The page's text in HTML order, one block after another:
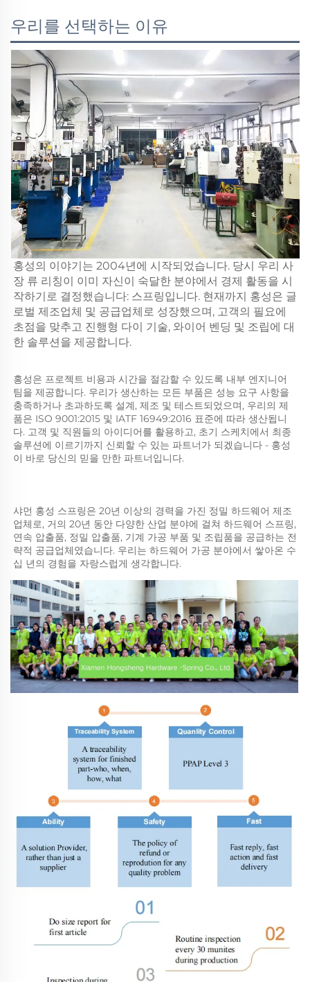
우리를 선택하는 이유
홍성의 이야기는 2004년에 시작되었습니다. 당시 우리 사
장 류 리칭이 이미 자신이 숙달한 분야에서 경제 활동을 시
작하기로 결정했습니다: 스프링입니다. 현재까지 홍성은 글
로벌 제조업체 및 공급업체로 성장했으며, 고객의 필요에
초점을 맞추고 진행형 다이 기술, 와이어 벤딩 및 조립에 대
한 솔루션을 제공합니다.
홍성은 프로젝트 비용과 시간을 절감할 수 있도록 내부 엔지니어
팀을 제공합니다. 우리가 생산하는 모든 부품은 성능 요구 사항을
충족하거나 초과하도록 설계, 제조 및 테스트되었으며, 우리의 제
품은 ISO 9001:2015 및 IATF 16949:2016 표준에 따라 생산됩니
다. 고객 및 직원들의 아이디어를 활용하고, 초기 스케치에서 최종
솔루션에 이르기까지 신뢰할 수 있는 파트너가 되겠습니다 - 홍성
이 바로 당신의 믿을 만한 파트너입니다.
샤먼 홍성 스프링은 20년 이상의 경력을 가진 정밀 하드웨어 제조
업체로, 거의 20년 동안 다양한 산업 분야에 걸쳐 하드웨어 스프링,
연속 압출품, 정밀 압출품, 기계 가공 부품 및 조립품을 공급하는 전
략적 공급업체였습니다. 우리는 하드웨어 가공 분야에서 쌓아온 수
십 년의 경험을 자랑스럽게 생각합니다.